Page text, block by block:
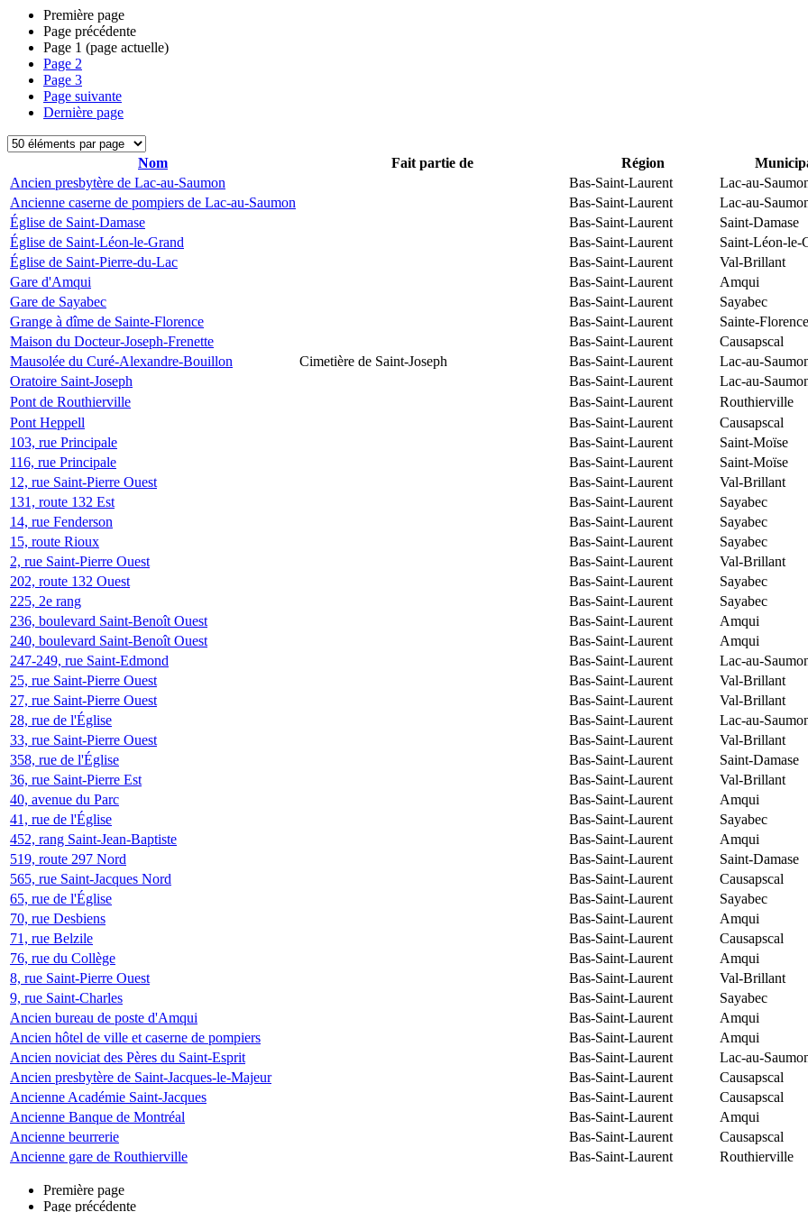
Première page
Page précédente
Page 1 (page actuelle)
Page 2
Page 3
Page suivante
Dernière page
Nom Fait partie de Région
Ancien presbytère de Lac-au-Saumon
Bas-Saint-Laurent
Lac-au-
Ancienne caserne de pompiers de Lac-au-Saumon
Bas-Saint-Laurent
Lac-au-
Église de Saint-Damase
Bas-Saint-Laurent
Saint-Damase
Église de Saint-Léon-le-Grand
Bas-Saint-Laurent
Saint-Léon-le-
Église de Saint-Pierre-du-Lac
Bas-Saint-Laurent
Val-Brillant
Gare d'Amqui
Bas-Saint-Laurent
Amqui
Gare de Sayabec
Bas-Saint-Laurent
Sayabec
Grange à dîme de Sainte-Florence
Bas-Saint-Laurent
Sainte-Florence
Maison du Docteur-Joseph-Frenette
Bas-Saint-Laurent
Causapscal
Mausolée du Curé-Alexandre-Bouillon
Cimetière de Saint-Joseph Bas-Saint-Laurent
Lac-au-
Oratoire Saint-Joseph
Bas-Saint-Laurent
Lac-au-
Pont de Routhierville
Bas-Saint-Laurent
Routhierville
Pont Heppell
Bas-Saint-Laurent
Causapscal
103, rue Principale
Bas-Saint-Laurent
Saint-Moïse
116, rue Principale
Bas-Saint-Laurent
Saint-Moïse
12, rue Saint-Pierre Ouest
Bas-Saint-Laurent
Val-Brillant
131, route 132 Est
Bas-Saint-Laurent
Sayabec
14, rue Fenderson
Bas-Saint-Laurent
Sayabec
15, route Rioux
Bas-Saint-Laurent
Sayabec
2, rue Saint-Pierre Ouest
Bas-Saint-Laurent
Val-Brillant
202, route 132 Ouest
Bas-Saint-Laurent
Sayabec
225, 2e rang
Bas-Saint-Laurent
Sayabec
236, boulevard Saint-Benoît Ouest
Bas-Saint-Laurent
Amqui
240, boulevard Saint-Benoît Ouest
Bas-Saint-Laurent
Amqui
247-249, rue Saint-Edmond
Bas-Saint-Laurent
Lac-au-
25, rue Saint-Pierre Ouest
Bas-Saint-Laurent
Val-Brillant
27, rue Saint-Pierre Ouest
Bas-Saint-Laurent
Val-Brillant
28, rue de l'Église
Bas-Saint-Laurent
Lac-au-
33, rue Saint-Pierre Ouest
Bas-Saint-Laurent
Val-Brillant
358, rue de l'Église
Bas-Saint-Laurent
Saint-Damase
36, rue Saint-Pierre Est
Bas-Saint-Laurent
Val-Brillant
40, avenue du Parc
Bas-Saint-Laurent
Amqui
41, rue de l'Église
Bas-Saint-Laurent
Sayabec
452, rang Saint-Jean-Baptiste
Bas-Saint-Laurent
Amqui
519, route 297 Nord
Bas-Saint-Laurent
Saint-Damase
565, rue Saint-Jacques Nord
Bas-Saint-Laurent
Causapscal
65, rue de l'Église
Bas-Saint-Laurent
Sayabec
70, rue Desbiens
Bas-Saint-Laurent
Amqui
71, rue Belzile
Bas-Saint-Laurent
Causapscal
76, rue du Collège
Bas-Saint-Laurent
Amqui
8, rue Saint-Pierre Ouest
Bas-Saint-Laurent
Val-Brillant
9, rue Saint-Charles
Bas-Saint-Laurent
Sayabec
Ancien bureau de poste d'Amqui
Bas-Saint-Laurent
Amqui
Ancien hôtel de ville et caserne de pompiers
Bas-Saint-Laurent
Amqui
Ancien noviciat des Pères du Saint-Esprit
Bas-Saint-Laurent
Lac-au-
Ancien presbytère de Saint-Jacques-le-Majeur
Bas-Saint-Laurent
Causapscal
Ancienne Académie Saint-Jacques
Bas-Saint-Laurent
Causapscal
Ancienne Banque de Montréal
Bas-Saint-Laurent
Amqui
Ancienne beurrerie
Bas-Saint-Laurent
Causapscal
Ancienne gare de Routhierville
Bas-Saint-Laurent Routhierville
Première page
Page précédente